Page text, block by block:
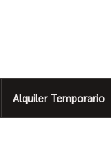
Alquiler Temporario